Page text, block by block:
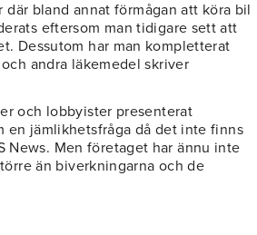
bland annat förmågan att köra bil
eftersom man tidigare sett att
Dessutom har man kompletterat
andra läkemedel skriver
och lobbyister presenterat
en jämlikhetsfråga då det inte finns
News. Men företaget har ännu inte
än biverkningarna och de